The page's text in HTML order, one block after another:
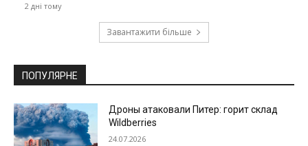
2 дні тому
Завантажити більше
ПОПУЛЯРНЕ
Дроны атаковали Питер: горит склад
Wildberries
24.07.2026